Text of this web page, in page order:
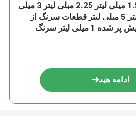
1.5 میلی لیتر 2.25 میلی لیتر 3 میلی
لیتر 5 میلی لیتر قطعات سرنگ از
پیش پر شده 1 میلی لیتر سرنگ
ادامه هید